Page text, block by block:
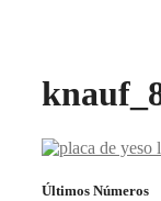
Últimos Números